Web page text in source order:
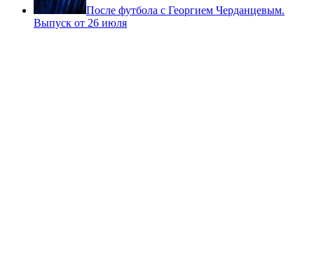
После футбола с Георгием Черданцевым.
Выпуск от 26 июля